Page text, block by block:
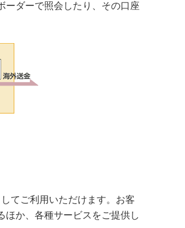
ーダーで照会したり、その口座
てご利用いただけます。お客
ほか、各種サービスをご提供し